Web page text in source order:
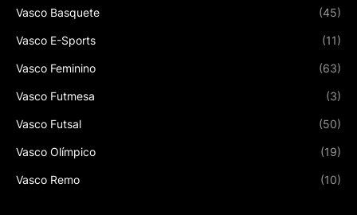
Vasco Basquete (45)
Vasco E-Sports (11)
Vasco Feminino (63)
Vasco Futmesa (3)
Vasco Futsal (50)
Vasco Olímpico (19)
Vasco Remo (10)